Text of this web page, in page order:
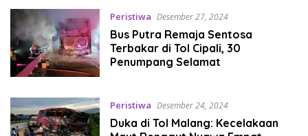
Peristiwa Desember 27, 2024
Bus Putra Remaja Sentosa
Terbakar di Tol Cipali, 30
Penumpang Selamat
Peristiwa Desember 24, 2024
Duka di Tol Malang: Kecelakaan